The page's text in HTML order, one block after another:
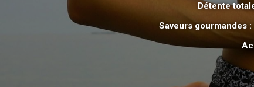
Détente
Saveurs gourmandes :